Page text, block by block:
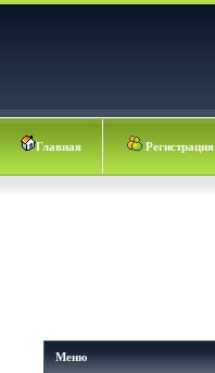
Главная Регистрация
Меню